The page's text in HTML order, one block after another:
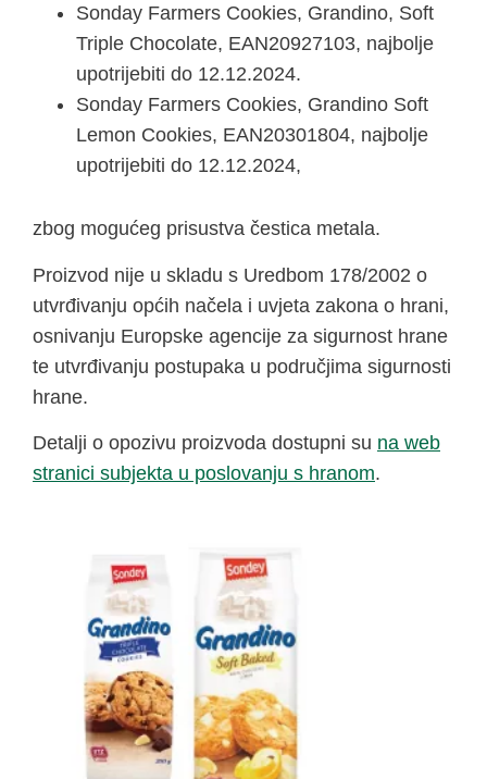
Sonday Farmers Cookies, Grandino, Soft
Triple Chocolate, EAN20927103, najbolje
upotrijebiti do 12.12.2024.
Sonday Farmers Cookies, Grandino Soft
Lemon Cookies, EAN20301804, najbolje
upotrijebiti do 12.12.2024,
zbog mogućeg prisustva čestica metala.
Proizvod nije u skladu s Uredbom 178/2002 o
utvrđivanju općih načela i uvjeta zakona o hrani,
osnivanju Europske agencije za sigurnost hrane
te utvrđivanju postupaka u područjima sigurnosti
hrane.
Detalji o opozivu proizvoda dostupni su na web
stranici subjekta u poslovanju s hranom.